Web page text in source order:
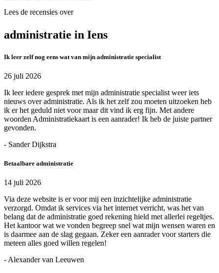
Lees de recensies over
administratie in Iens
Ik leer zelf nog eens wat van mijn administratie specialist
26 juli 2026
Ik leer iedere gesprek met mijn administratie specialist weer iets
nieuws over administratie. Als ik het zelf zou moeten uitzoeken heb
ik er het geduld niet voor maar dit vind ik erg fijn. Met andere
woorden Administratiekaart is een aanrader! Ik heb de juiste partner
gevonden.
- Sander Dijkstra
Betaalbare administratie
14 juli 2026
Via deze website is er voor mij een inzichtelijke administratie
verzorgd. Omdat ik services via het internet verricht, was het van
belang dat de administratie goed rekening hield met allerlei regeltjes.
Het kantoor wat we vonden begreep snel wat mijn wensen waren en
is daarmee aan de slag gegaan. Zeker een aanrader voor starters die
meteen alles goed willen regelen!
- Alexander van Leeuwen